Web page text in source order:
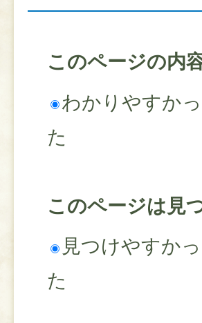
このページの内
わかりやすか
た
このページは見
見つけやすか
た